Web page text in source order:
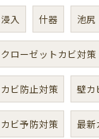
浸入 什器 池尻
クローゼットカビ対策
カビ防止対策 壁カ
カビ予防対策 最新